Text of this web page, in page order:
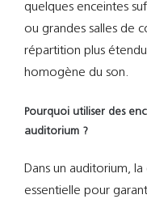
quelques enceintes
ou grandes salles de
répartition plus
homogène du son.
Pourquoi utiliser des
auditorium ?
Dans un auditorium,
essentielle pour